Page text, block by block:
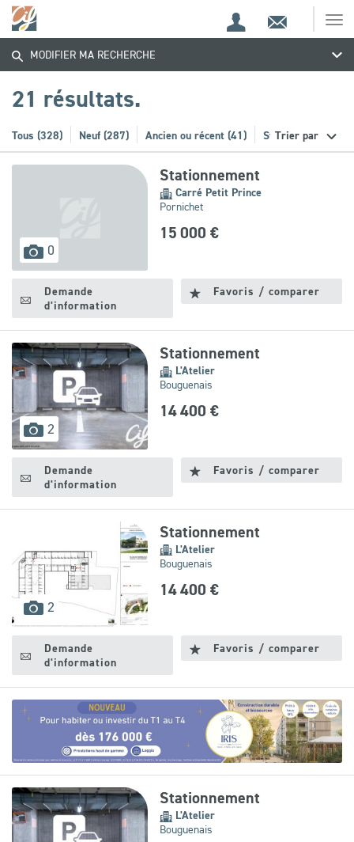
Espace
de
Espace
client
Contact
Trouvez
votre
bien
MODIFIER MA RECHERCHE
Leaflet |©OpenStreetMapcontributors
21 résultats.
Trier par
Tous (328) Neuf (287) Ancien ou récent (41) Stationnement (21)
0
disponibles
Stationnement
Carré Petit Prince
Pornichet
15 000 €
Demande
d'information
Favoris / comparer
2 images
disponibles
Stationnement
L'Atelier
Bouguenais
14 400 €
Demande
d'information
Favoris / comparer
2 images
disponibles
Stationnement
L'Atelier
Bouguenais
14 400 €
Demande
d'information
Favoris / comparer
Stationnement
L'Atelier
Bouguenais